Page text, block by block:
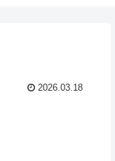
2026.03.18